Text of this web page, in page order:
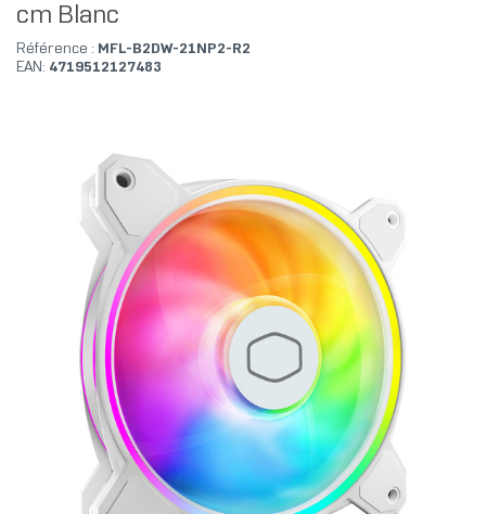
cm Blanc
Référence : MFL-B2DW-21NP2-R2
EAN: 4719512127483